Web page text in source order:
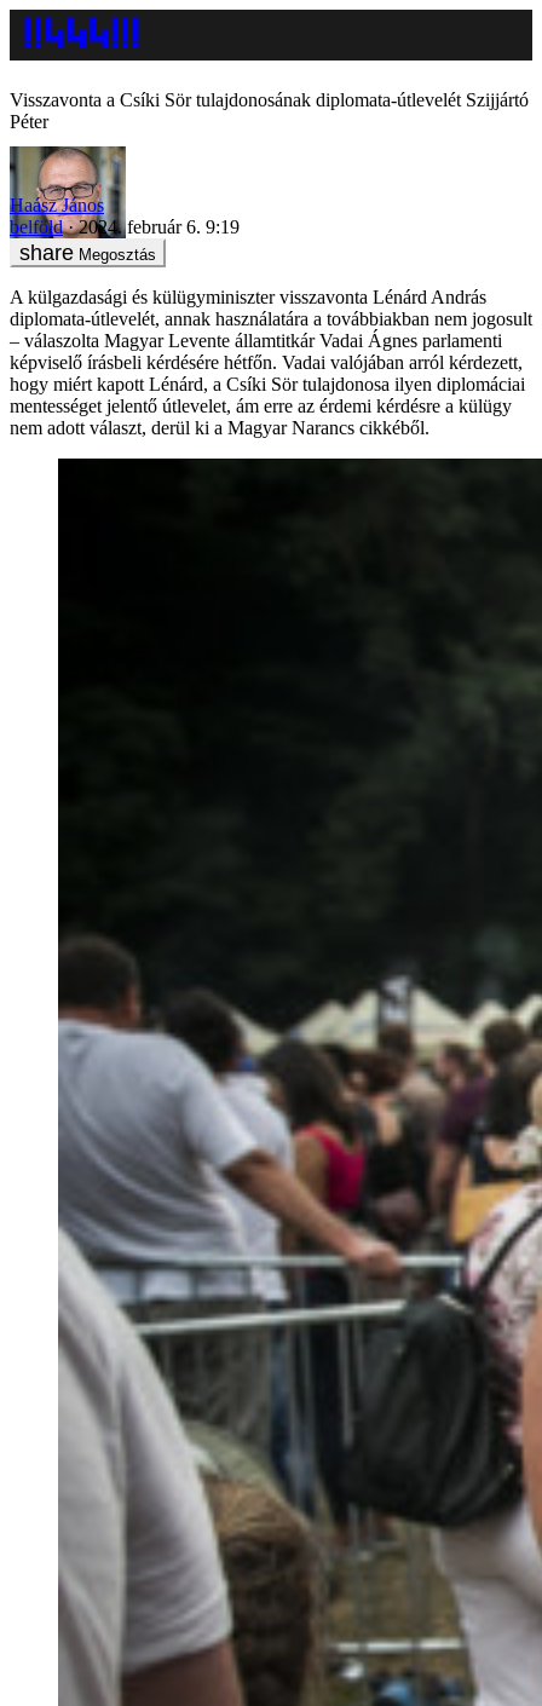
Visszavonta a Csíki Sör tulajdonosának diplomata-útlevelét Szijjártó
Péter
Haász János
belföld
2024. február 6. 9:19
Megosztás
A külgazdasági és külügyminiszter visszavonta Lénárd András
diplomata-útlevelét, annak használatára a továbbiakban nem jogosult
– válaszolta Magyar Levente államtitkár Vadai Ágnes parlamenti
képviselő írásbeli kérdésére hétfőn. Vadai valójában arról kérdezett,
hogy miért kapott Lénárd, a Csíki Sör tulajdonosa ilyen diplomáciai
mentességet jelentő útlevelet, ám erre az érdemi kérdésre a külügy
nem adott választ, derül ki a Magyar Narancs cikkéből.